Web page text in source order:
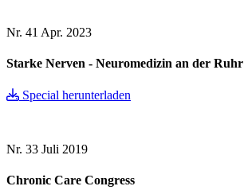
Nr. 41 Apr. 2023
Starke Nerven - Neuromedizin an der Ruhr
Special herunterladen
Nr. 33 Juli 2019
Chronic Care Congress